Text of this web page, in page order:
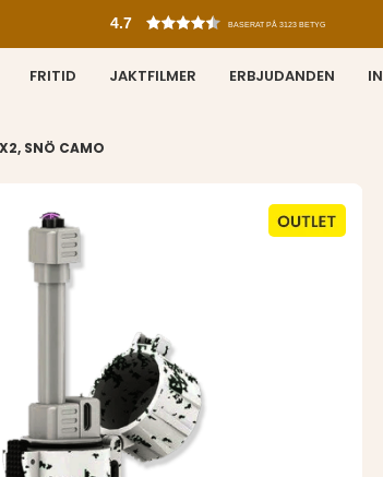
4.7 BASERAT PÅ 3123 BETYG
FRITID JAKTFILMER ERBJUDANDEN
SNÖ CAMO